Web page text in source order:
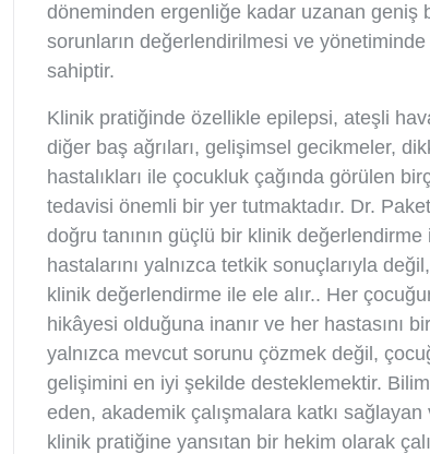
döneminden ergenliğe kadar uzanan geniş
sorunların değerlendirilmesi ve
sahiptir.
Klinik pratiğinde özellikle epilepsi, ateşli
diğer baş ağrıları, gelişimsel gecikmeler,
hastalıkları ile çocukluk çağında görülen
tedavisi önemli bir yer tutmaktadır. Dr.
doğru tanının güçlü bir klinik
hastalarını yalnızca tetkik sonuçlarıyla
klinik değerlendirme ile ele alır.. Her
hikâyesi olduğuna inanır ve her hastasını
yalnızca mevcut sorunu çözmek değil,
gelişimini en iyi şekilde desteklemektir.
eden, akademik çalışmalara katkı sağlayan
klinik pratiğine yansıtan bir hekim olarak